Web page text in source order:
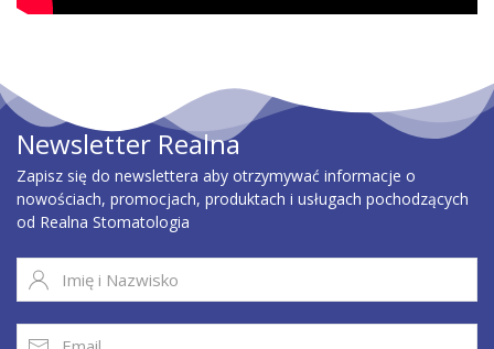
Newsletter Realna
Zapisz się do newslettera aby otrzymywać informacje o
nowościach, promocjach, produktach i usługach pochodzących
od Realna Stomatologia